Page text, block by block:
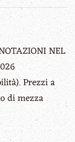
NEL
Prezzi a
di mezza